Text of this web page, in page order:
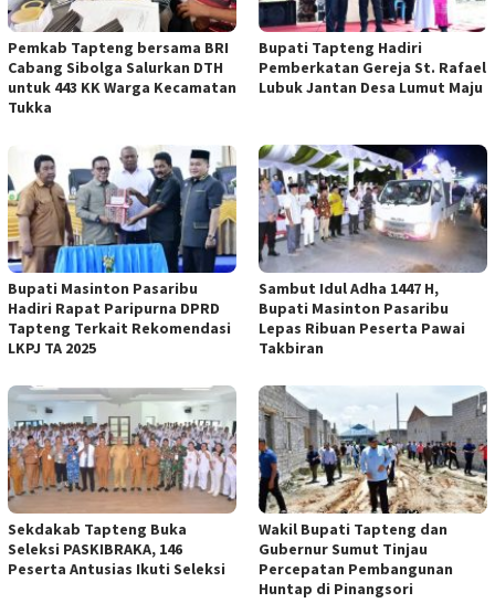
Pemkab Tapteng bersama BRI
Cabang Sibolga Salurkan DTH
untuk 443 KK Warga Kecamatan
Tukka
Bupati Tapteng Hadiri
Pemberkatan Gereja St. Rafael
Lubuk Jantan Desa Lumut Maju
Bupati Masinton Pasaribu
Hadiri Rapat Paripurna DPRD
Tapteng Terkait Rekomendasi
LKPJ TA 2025
Sambut Idul Adha 1447 H,
Bupati Masinton Pasaribu
Lepas Ribuan Peserta Pawai
Takbiran
Sekdakab Tapteng Buka
Seleksi PASKIBRAKA, 146
Peserta Antusias Ikuti Seleksi
Wakil Bupati Tapteng dan
Gubernur Sumut Tinjau
Percepatan Pembangunan
Huntap di Pinangsori